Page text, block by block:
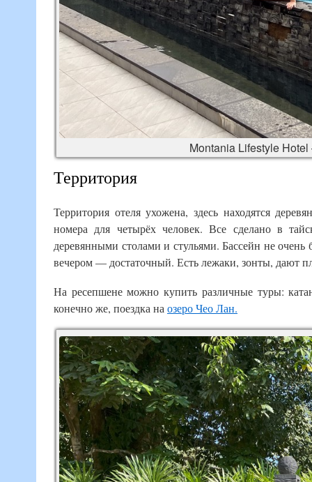
Montania Lifestyle
Территория
Территория отеля ухожена, здесь находятся
номера для четырёх человек. Все сделано в
деревянными столами и стульями. Бассейн не
вечером — достаточный. Есть лежаки, зонты, дают
На ресепшене можно купить различные туры:
конечно же, поездка наозеро Чео Лан.